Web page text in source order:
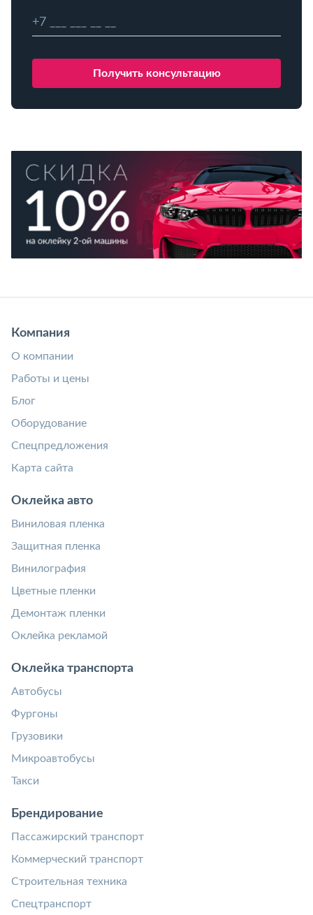
Компания
О компании
Работы и цены
Блог
Оборудование
Спецпредложения
Карта сайта
Оклейка авто
Виниловая пленка
Защитная пленка
Винилография
Цветные пленки
Демонтаж пленки
Оклейка рекламой
Оклейка транспорта
Автобусы
Фургоны
Грузовики
Микроавтобусы
Такси
Брендирование
Пассажирский транспорт
Коммерческий транспорт
Строительная техника
Спецтранспорт